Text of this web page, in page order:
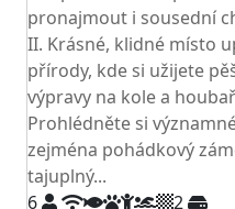
pronajmout i sousední
II. Krásné, klidné místo
přírody, kde si užijete
výpravy na kole a
Prohlédněte si
zejména pohádkový
tajuplný...
6
2